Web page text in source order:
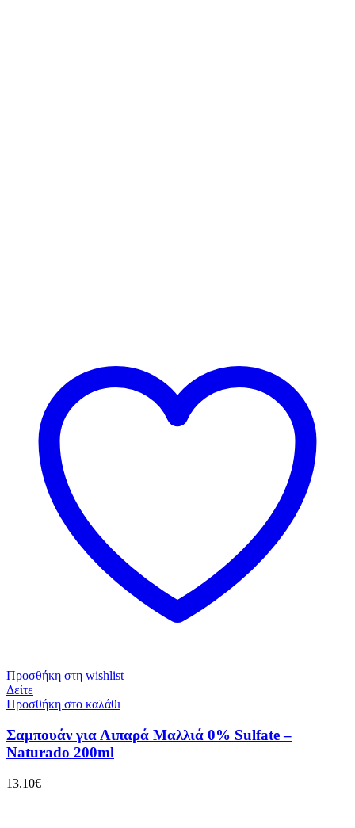
Προσθήκη στη wishlist
Δείτε
Προσθήκη στο καλάθι
Σαμπουάν για Λιπαρά Μαλλιά 0% Sulfate –
Naturado 200ml
13.10€